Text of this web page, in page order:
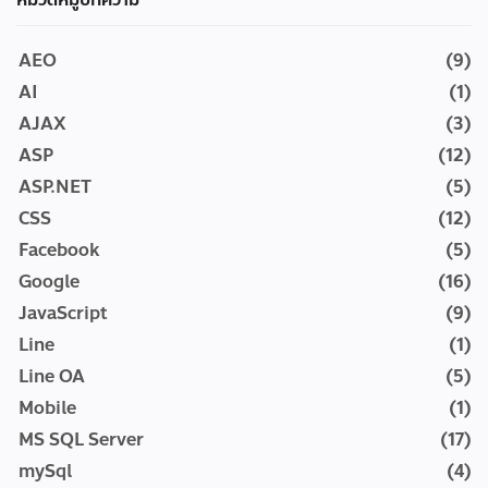
AEO
(9)
AI
(1)
AJAX
(3)
ASP
(12)
ASP.NET
(5)
CSS
(12)
Facebook
(5)
Google
(16)
JavaScript
(9)
Line
(1)
Line OA
(5)
Mobile
(1)
MS SQL Server
(17)
mySql
(4)